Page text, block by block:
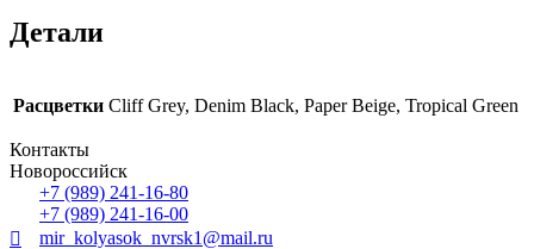
Детали
Расцветки Cliff Grey, Denim Black, Paper Beige, Tropical Green
Контакты
Новороссийск
+7 (989) 241-16-80
+7 (989) 241-16-00
mir_kolyasok_nvrsk1@mail.ru